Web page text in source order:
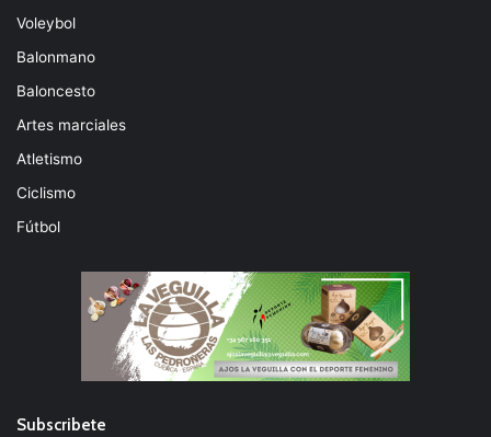
Voleybol
Balonmano
Baloncesto
Artes marciales
Atletismo
Ciclismo
Fútbol
Subscribete